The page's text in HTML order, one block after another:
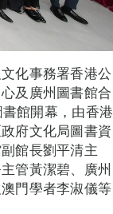
化事務署香港公
及廣州圖書館合
館開幕，由香港
府文化局圖書資
館長劉平清主
管黃潔碧、廣州
門學者李淑儀等